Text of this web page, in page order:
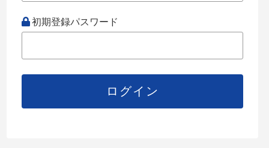
初期登録パスワード